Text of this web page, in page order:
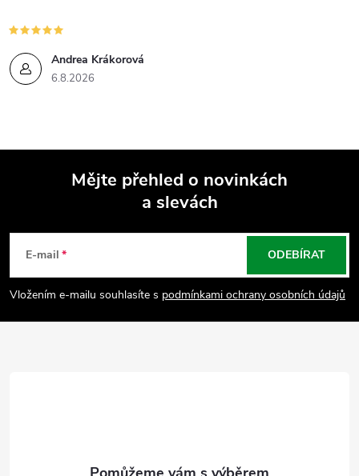
Andrea Krákorová
6.8.2026
p
a
Mějte přehled o novinkách
a slevách
E-mail
Vložením e-mailu souhlasíte s podmínkami ochrany osobních údajů
ODEBÍRAT